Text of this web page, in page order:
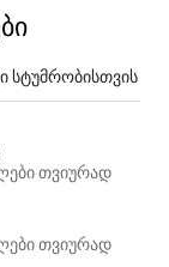
სტუმრობისთვის
თვიურად
თვიურად